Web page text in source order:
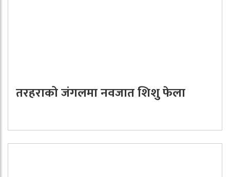
तरहराको जंगलमा नवजात शिशु फेला